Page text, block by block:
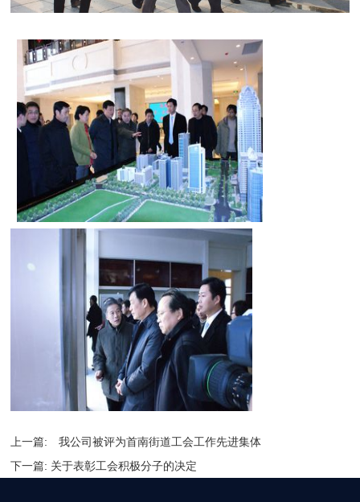
上一篇:
我公司被评为首南街道工会工作先进集体
下一篇: 关于表彰工会积极分子的决定